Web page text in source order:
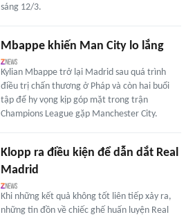
sáng 12/3.
Mbappe khiến Man City lo lắng
Kylian Mbappe trở lại Madrid sau quá trình
điều trị chấn thương ở Pháp và còn hai buổi
tập để hy vọng kịp góp mặt trong trận
Champions League gặp Manchester City.
Klopp ra điều kiện để dẫn dắt Real
Madrid
Khi những kết quả không tốt liên tiếp xảy ra,
những tin đồn về chiếc ghế huấn luyện Real